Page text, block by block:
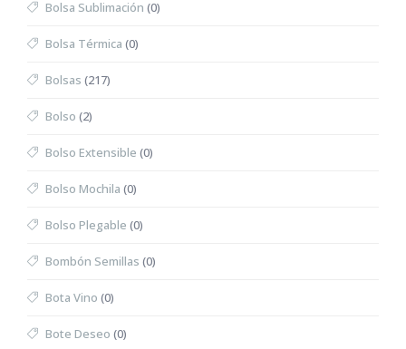
Bolsa Sublimación (0)
Bolsa Térmica (0)
Bolsas (217)
Bolso (2)
Bolso Extensible (0)
Bolso Mochila (0)
Bolso Plegable (0)
Bombón Semillas (0)
Bota Vino (0)
Bote Deseo (0)